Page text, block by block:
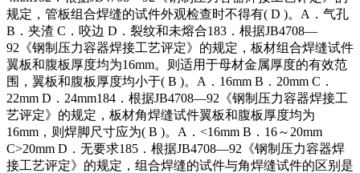
规定，管板组合焊缝的试件外观检查时不得有( D )。A．气孔
B．夹渣 C．咬边 D．裂纹和未熔合183．根据JB4708—
92《钢制压力容器焊接工艺评定》的规定，板材组合焊缝试件
翼板和腹板厚度均为16mm。则适用于母材金属厚度的有效范
围，翼板和腹板厚度均小于( B )。A．16mm B．20mm C．
22mm D．24mm184．根据JB4708—92《钢制压力容器焊接工
艺评定》的规定，板材角焊缝试件翼板和腹板厚度均为
16mm，则焊脚尺寸应为( B )。A．<16mm B．16～20mm
C>20mm D．无要求185．根据JB4708—92《钢制压力容器焊
接工艺评定》的规定，组合焊缝的试件与角焊缝试件的区别是